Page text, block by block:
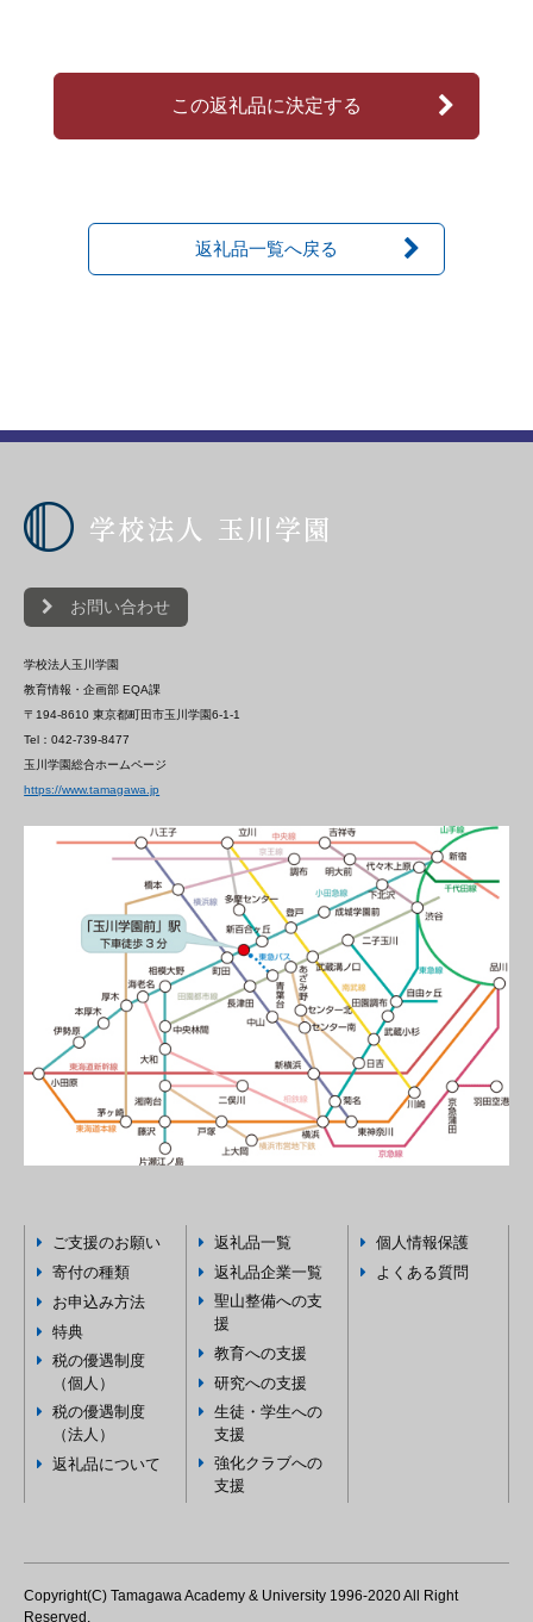
この返礼品に決定する
返礼品一覧へ戻る
お問い合わせ
学校法人玉川学園
教育情報・企画部 EQA課
〒194-8610 東京都町田市玉川学園6-1-1
Tel：042-739-8477
玉川学園総合ホームページ
https://www.tamagawa.jp
ご支援のお願い
寄付の種類
お申込み方法
特典
税の優遇制度
（個人）
税の優遇制度
（法人）
返礼品について
返礼品一覧
返礼品企業一覧
聖山整備への支
援
教育への支援
研究への支援
生徒・学生への
支援
強化クラブへの
支援
個人情報保護
よくある質問
Copyright(C) Tamagawa Academy & University 1996-2020 All Right
Reserved.